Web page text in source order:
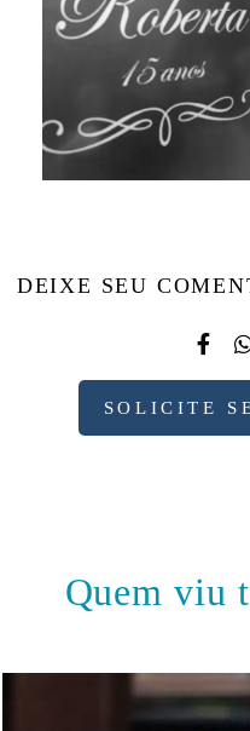
DEIXE SEU
SOLICITE
Quem viu